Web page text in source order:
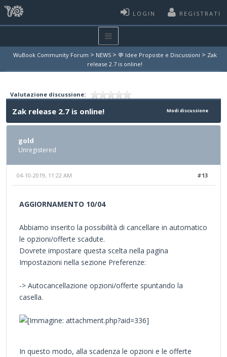
LOGIN REGISTRATI
WuBook Community Forum > NEWS > 💬 Idee Proposte e Discussioni > Zak
release 2.7 is online!
Valutazione discussione:
Modi discussione
Zak release 2.7 is online!
gold
Unregistered
#13
04-10-2019, 11:22 AM
AGGIORNAMENTO 10/04
Abbiamo inserito la possibilità di cancellare in automatico
le opzioni/offerte scadute.
Dovrete impostare questa scelta nella pagina
Impostazioni nella sezione Preferenze:
-> Autocancellazione opzioni/offerte spuntando la
casella.
In questo modo, alla scadenza le opzioni e le offerte